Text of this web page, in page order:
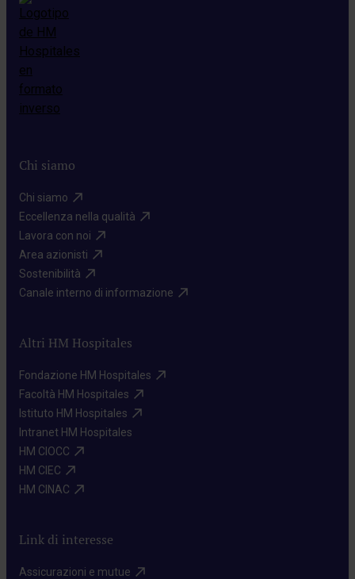
Chi siamo
Chi siamo​
Eccellenza nella qualità​
Lavora con noi​
Area azionisti​
Sostenibilità​
Canale interno di informazione​
Altri HM Hospitales
Fondazione HM Hospitales​
Facoltà HM Hospitales​
Istituto HM Hospitales​
Intranet HM Hospitales​
HM CIOCC​
HM CIEC​
HM CINAC​
Link di interesse
Assicurazioni e mutue​